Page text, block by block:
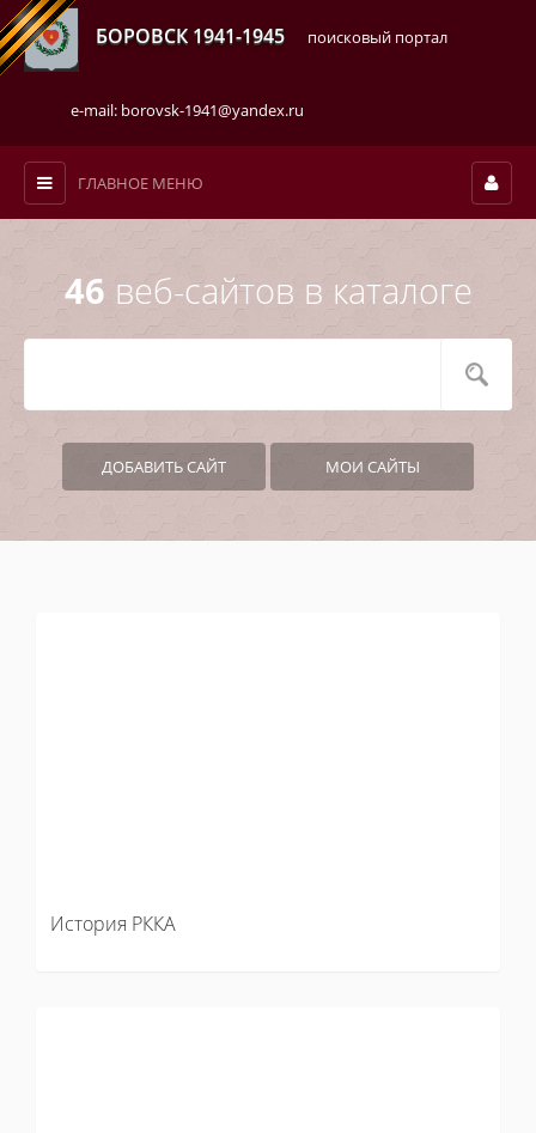
БОРОВСК 1941-1945 поисковый портал
e-mail: borovsk-1941@yandex.ru
ГЛАВНОЕ МЕНЮ
46 веб-сайтов в каталоге
ДОБАВИТЬ САЙТ МОИ САЙТЫ
История РККА